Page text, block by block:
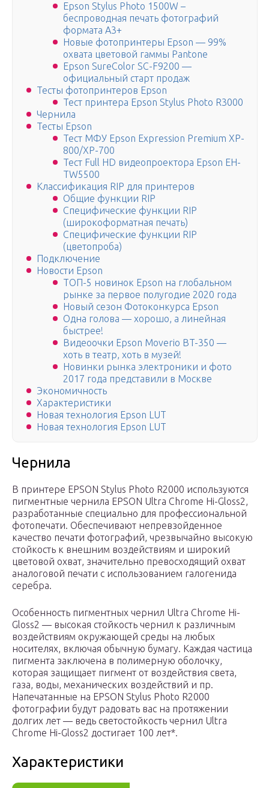
Epson Stylus Photo 1500W –
беспроводная печать фотографий
формата А3+
Новые фотопринтеры Epson — 99%
охвата цветовой гаммы Pantone
Epson SureColor SC-F9200 —
официальный старт продаж
Тесты фотопринтеров Epson
Тест принтера Epson Stylus Photo R3000
Чернила
Тесты Epson
Тест МФУ Epson Expression Premium XP-
800/XP-700
Тест Full HD видеопроектора Epson EH-
TW5500
Классификация RIP для принтеров
Общие функции RIP
Специфические функции RIP
(широкоформатная печать)
Специфические функции RIP
(цветопроба)
Подключение
Новости Epson
ТОП-5 новинок Epson на глобальном
рынке за первое полугодие 2020 года
Новый сезон Фотоконкурса Epson
Одна голова — хорошо, а линейная
быстрее!
Видеоочки Epson Moverio BT-350 —
хоть в театр, хоть в музей!
Новинки рынка электроники и фото
2017 года представили в Москве
Экономичность
Характеристики
Новая технология Epson LUT
Новая технология Epson LUT
Чернила
В принтере EPSON Stylus Photo R2000 используются
пигментные чернила EPSON Ultra Chrome Hi-Gloss2,
разработанные специально для профессиональной
фотопечати. Обеспечивают непревзойденное
качество печати фотографий, чрезвычайно высокую
стойкость к внешним воздействиям и широкий
цветовой охват, значительно превосходящий охват
аналоговой печати с использованием галогенида
серебра.
Особенность пигментных чернил Ultra Chrome Hi-
Gloss2 — высокая стойкость чернил к различным
воздействиям окружающей среды на любых
носителях, включая обычную бумагу. Каждая частица
пигмента заключена в полимерную оболочку,
которая защищает пигмент от воздействия света,
газа, воды, механических воздействий и пр.
Напечатанные на EPSON Stylus Photo R2000
фотографии будут радовать вас на протяжении
долгих лет — ведь светостойкость чернил Ultra
Chrome Hi-Gloss2 достигает 100 лет*.
Характеристики